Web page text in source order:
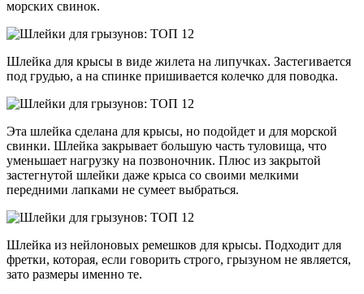
морских свинок.
Шлейка для крысы в виде жилета на липучках. Застегивается
под грудью, а на спинке пришивается колечко для поводка.
Эта шлейка сделана для крысы, но подойдет и для морской
свинки. Шлейка закрывает большую часть туловища, что
уменьшает нагрузку на позвоночник. Плюс из закрытой
застегнутой шлейки даже крыса со своими мелкими
передними лапками не сумеет выбраться.
Шлейка из нейлоновых ремешков для крысы. Подходит для
фретки, которая, если говорить строго, грызуном не является,
зато размеры именно те.